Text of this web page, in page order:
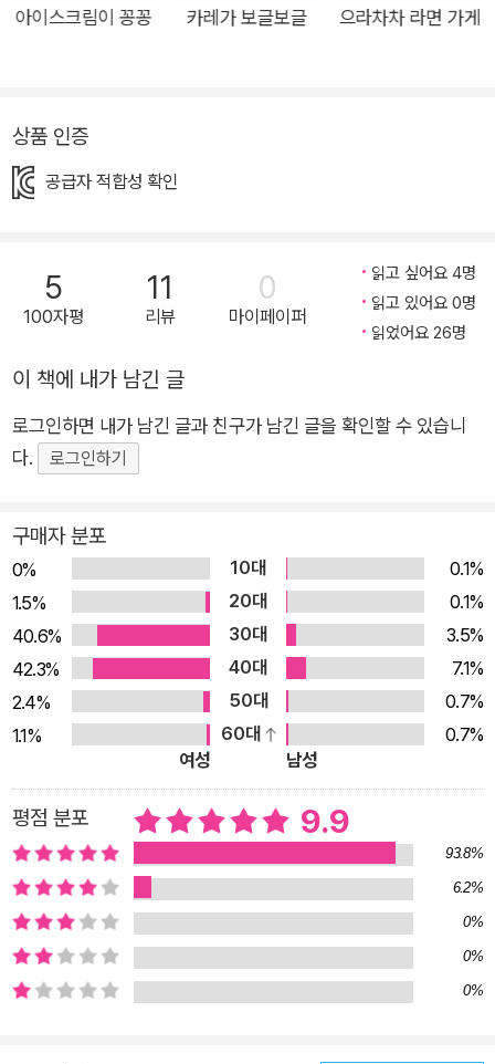
만 하게 줄여 놓지요. 하지만 야옹이들은 멍멍 씨에게 들키지 않
마실 수 없다는 것을 깨닫게 됩니다. 한 손으로도 거뜬히 들던 물
병이 이제는 거대한 빌딩처럼 보였지요. 야옹이들은 개미들에게
사히 제 모습으로 돌아올 수 있을까요? 말썽은 신나게, 반성은 열
심히! 아이도 어른도 보고 또 보는 그림책 〈우당탕탕 야옹이〉 시
리즈 구도 노리코 작가의 〈우당탕탕 야옹이〉 시리즈는 고양이와
아이의 특성을 절묘하게 결합한 글과 그림으로 아이부터 어른까
즈 통산 200만 부 이상 판매된 베스트셀러이며, 한국과 대만을
비롯한 아시아 전역에서 열렬한 사랑을 받고 있지요. 하고 싶은
야옹이들은 아이들을 쏙 닮았습니다. 들키면 혼날 줄 뻔히 알면서
도 말썽을 피울 때 느끼는 짜릿한 행복감에 늘 먼저 저지르고 보
지요. 제멋대로 구는 말썽쟁이들이지만, 그래도 저희들이 잘못한
걸 모르지는 않습니다. 야옹이들은 이번에도 자신들 때문에 케이
크 가게가 엉망이 되어 장사를 하지 못하게 된 멍멍 씨 앞에 옹기
종기 무릎을 꿇고 앉아 잘못을 빕니다. 애당초 남의 가게에 몰래
숨어든 것도 잘못인데, 손님들 몫의 케이크까지 몽땅 먹어 버렸으
니 멍멍 씨가 머리끝까지 화가 날 만도 하지요. 하지만 잘못을 인
정하고 반성하는 모습에 멍멍 씨는 또다시 마음이 누그러지고 맙
니다. 야옹이들은 군말 없이 멍멍 씨가 시키는 일을 열심히 해냅
니다. 잘못을 했으면 책임을 져야 하는 법이니까요. 다음부터는
말썽을 부리지 않겠다고 매번 다짐하지만, 모락모락 피어오르는
호기심과 식탐만은 야옹이들도 어쩔 수 없나 봅니다. 게슴츠레 뜬
눈으로 호시탐탐 말썽부릴 기회를 노리는 야옹이들이 다음에는
어떤 엄청난 사건을 벌일지 벌써부터 기대가 됩니다.
아이스크림이 꽁꽁 카레가 보글보글 으라차차 라면 가게
상품 인증
공급자 적합성 확인
5
100자평
11
리뷰
0
마이페이퍼
읽고 싶어요 4명
읽고 있어요 0명
읽었어요 26명
이 책에 내가 남긴 글
로그인하면 내가 남긴 글과 친구가 남긴 글을 확인할 수 있습니
다.
로그인하기
구매자 분포
0% 10대
0.1%
1.5%
20대
0.1%
40.6%
30대
3.5%
42.3%
40대
7.1%
2.4%
50대
0.7%
1.1%
60대
0.7%
여성
남성
평점 분포 9.9
93.8%
6.2%
0%
0%
0%